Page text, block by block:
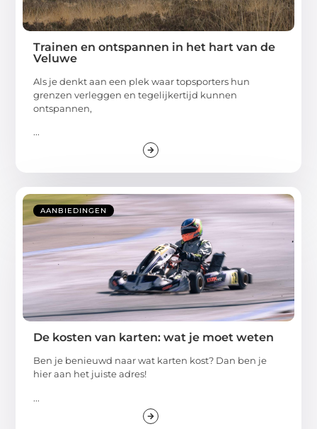
Trainen en ontspannen in het hart van de
Veluwe
Als je denkt aan een plek waar topsporters hun
grenzen verleggen en tegelijkertijd kunnen
ontspannen,
...
AANBIEDINGEN
De kosten van karten: wat je moet weten
Ben je benieuwd naar wat karten kost? Dan ben je
hier aan het juiste adres!
...